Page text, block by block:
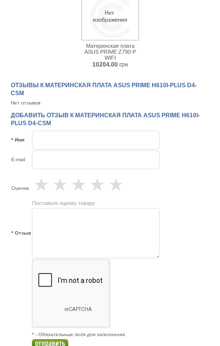
Материнская плата
ASUS PRIME Z790-P
WIFI
10204.00 грн
ОТЗЫВЫ К МАТЕРИНСКАЯ ПЛАТА ASUS PRIME H610I-PLUS D4-
CSM
Нет отзывов
ДОБАВИТЬ ОТЗЫВ К МАТЕРИНСКАЯ ПЛАТА ASUS PRIME H610I-
PLUS D4-CSM
* Имя
E-mail
Оценка ★
★
★
★
★
Поставьте оценку товару
* Отзыв
* - Обязательные поля для заполнения